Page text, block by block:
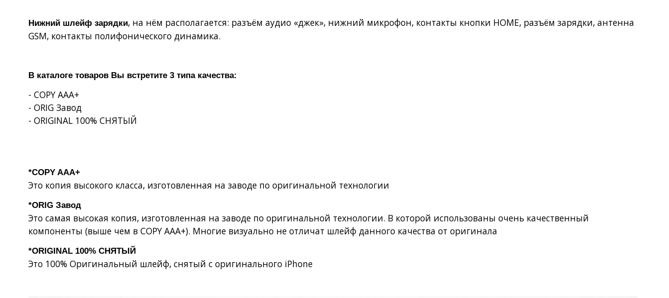
Нижний шлейф зарядки, на нём располагается: разъём аудио «джек», нижний микрофон, контакты кнопки HOME, разъём зарядки, антенна
GSM, контакты полифонического динамика.
В каталоге товаров Вы встретите 3 типа качества:
- COPY AAA+
- ORIG Завод
- ORIGINAL 100% СНЯТЫЙ
*COPY AAA+
Это копия высокого класса, изготовленная на заводе по оригинальной технологии
*ORIG Завод
Это самая высокая копия, изготовленная на заводе по оригинальной технологии. В которой использованы очень качественный
компоненты (выше чем в COPY AAA+). Многие визуально не отличат шлейф данного качества от оригинала
*ORIGINAL 100% СНЯТЫЙ
Это 100% Оригинальный шлейф, снятый с оригинального iPhone